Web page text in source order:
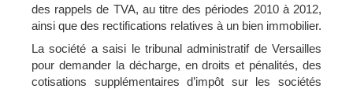
des rappels de TVA, au titre des périodes 2010 à 2012,
ainsi que des rectifications relatives à un bien immobilier.
La société a saisi le tribunal administratif de Versailles
pour demander la décharge, en droits et pénalités, des
cotisations supplémentaires d’impôt sur les sociétés